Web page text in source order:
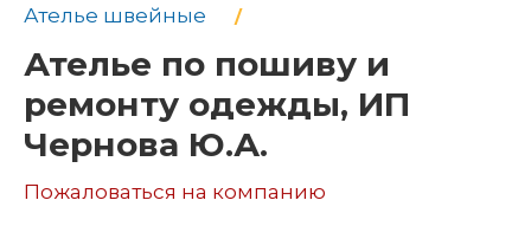
Ателье швейные
Ателье по пошиву и
ремонту одежды, ИП
Чернова Ю.А.
Пожаловаться на компанию